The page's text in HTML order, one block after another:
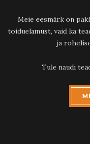
Meie eesmärk on
toiduelamust, vaid ka
ja
Tule naudi